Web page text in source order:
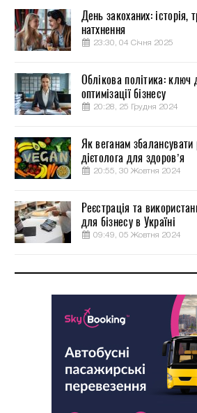
День закоханих: історія,
натхнення
23:30, 04 Січня 2025
Облікова політика: ключ
оптимізації бізнесу
20:28, 25 Грудня 2024
Як веганам
дієтолога для здоров’я
20:55, 30 Жовтня 2024
Реєстрація та
для бізнесу в Україні
09:49, 05 Жовтня 2024